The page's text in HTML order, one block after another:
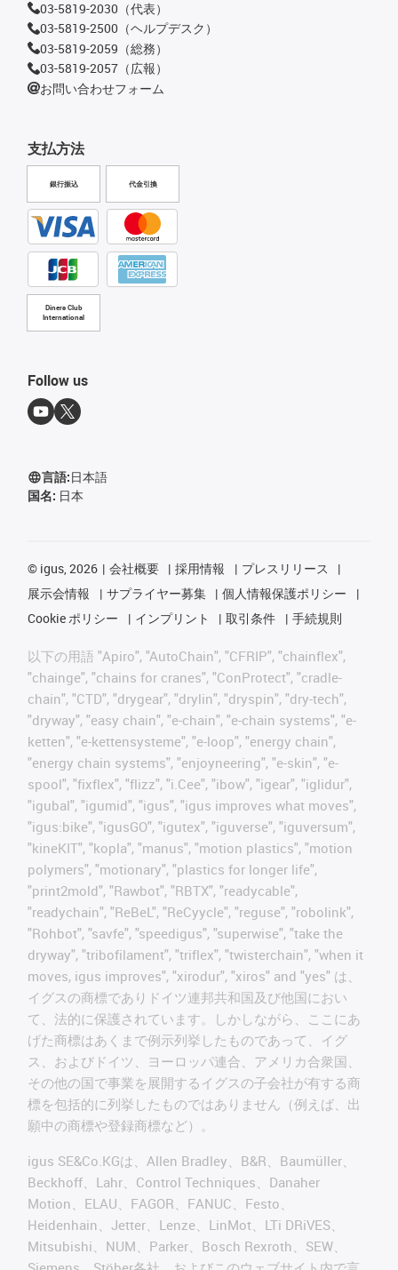
支払方法
銀行振込 代金引換
Diners Club
International
03-5819-2030（代表）
03-5819-2500（ヘルプデスク）
03-5819-2059（総務）
03-5819-2057（広報）
お問い合わせフォーム
Follow us
言語:日本語
国名: 日本
© igus, 2026 会社概要 採用情報
プレスリリース
展示会情報
サプライヤー募集
個人情報保護ポリシー
Cookie ポリシー
インプリント 取引条件 手続規則
以下の用語 "Apiro", "AutoChain", "CFRIP", "chainflex",
"chainge", "chains for cranes", "ConProtect", "cradle-
chain", "CTD", "drygear", "drylin", "dryspin", "dry-tech",
"dryway", "easy chain", "e-chain", "e-chain systems", "e-
ketten", "e-kettensysteme", "e-loop", "energy chain",
"energy chain systems", "enjoyneering", "e-skin", "e-
spool", "fixflex", "flizz", "i.Cee", "ibow", "igear", "iglidur",
"igubal", "igumid", "igus", "igus improves what moves",
"igus:bike", "igusGO", "igutex", "iguverse", "iguversum",
"kineKIT", "kopla", "manus", "motion plastics", "motion
polymers", "motionary", "plastics for longer life",
"print2mold", "Rawbot", "RBTX", "readycable",
"readychain", "ReBeL", "ReCyycle", "reguse", "robolink",
"Rohbot", "savfe", "speedigus", "superwise", "take the
dryway", "tribofilament", "triflex", "twisterchain", "when it
moves, igus improves", "xirodur", "xiros" and "yes" は、
イグスの商標でありドイツ連邦共和国及び他国におい
て、法的に保護されています。しかしながら、ここにあ
げた商標はあくまで例示列挙したものであって、イグ
ス、およびドイツ、ヨーロッパ連合、アメリカ合衆国、
その他の国で事業を展開するイグスの子会社が有する商
標を包括的に列挙したものではありません（例えば、出
願中の商標や登録商標など）。
igus SE&Co.KGは、Allen Bradley、B&R、Baumüller、
Beckhoff、Lahr、Control Techniques、Danaher
Motion、ELAU、FAGOR、FANUC、Festo、
Heidenhain、Jetter、Lenze、LinMot、LTi DRiVES、
Mitsubishi、NUM、Parker、Bosch Rexroth、SEW、